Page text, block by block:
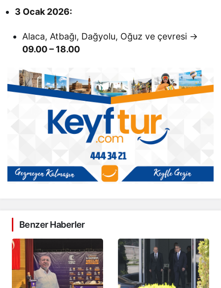
3 Ocak 2026:
Alaca, Atbağı, Dağyolu, Oğuz ve çevresi →
09.00 – 18.00
Benzer Haberler